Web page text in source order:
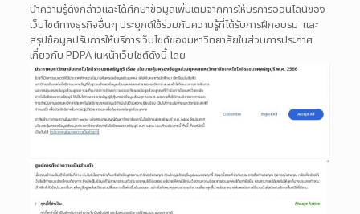
นำความรู้ดังกล่าวและได้ศึกษาข้อมูลเพิ่มเติมจากการให้บริการออนไลน์ของ
เว็บไซต์ทางธุรกิจอื่นๆ ประยุกต์ใช้ร่วมกับความรู้ที่ได้รับการฝึกอบรม และ
สรุปข้อมูลปรับการให้บริการเว็บไซต์ของมหาวิทยาลัยในส่วนการประกาศ
เกี่ยวกับ PDPA ในหน้าเว็บไซต์ดังนี้ โดย